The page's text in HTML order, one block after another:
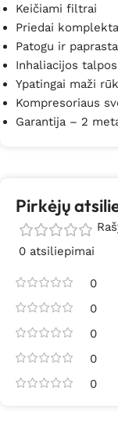
Keičiami filtrai
Priedai
Patogu ir
Inhaliacijos
Ypatingai maži
Kompresoriaus
Garantija – 2
Pirkėjų
0 atsiliepimai
0
0
0
0
0